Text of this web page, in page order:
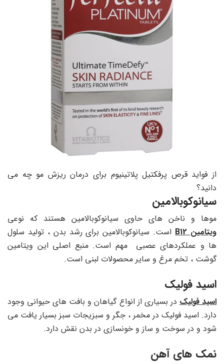
از فواید قرص پرفکتیل پلاتینیوم برای درمان ریزش مو چه می
دانید؟
سیانوکوبالامین
موها و ناخن های حاوی سیانوکوبالامین هستند که نوعی
ویتامین B12
است. سیانوکوبالامین برای رشد بدن ، تولید سلول
ها و عملکردهای عصبی مهم است. منبع اصلی این ویتامین
گوشت ، تخم مرغ و سایر محصولات لبنی است.
اسید فولیک
اسید فولیک در بسیاری از انواع گیاهان و بافت های حیوانی وجود
دارد. اسید فولیک در مخمر ، جگر و سبزیجات سبز بسیار یافت می
شود و در سوخت و ساز و خونسازی در بدن نقش دارد.
نمک های آهن